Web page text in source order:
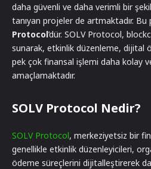
daha güvenli ve daha verimli bir
tanıyan projeler de artmaktadır.
Protocol’dür. SOLV Protocol,
sunarak, etkinlik düzenleme, dijital
pek çok finansal işlemi daha kolay
amaçlamaktadır.
SOLV Protocol Nedir?
SOLV Protocol, merkeziyetsiz bir
genellikle etkinlik düzenleyicileri,
ödeme süreçlerini dijitalleştirerek